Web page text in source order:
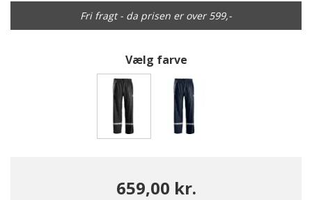
Fri fragt - da prisen er over 599,-
Vælg farve
659,00 kr.